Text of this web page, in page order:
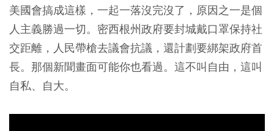
美國會搞成這樣，一起一落沒完沒了，原因之一是個
人主義勝過一切。密西根州政府要封城戴口罩保持社
交距離，人民帶槍去議會抗議，還計劃要綁架政府首
長。那個新聞畫面可能你也看過。這不叫自由，這叫
自私、自大。